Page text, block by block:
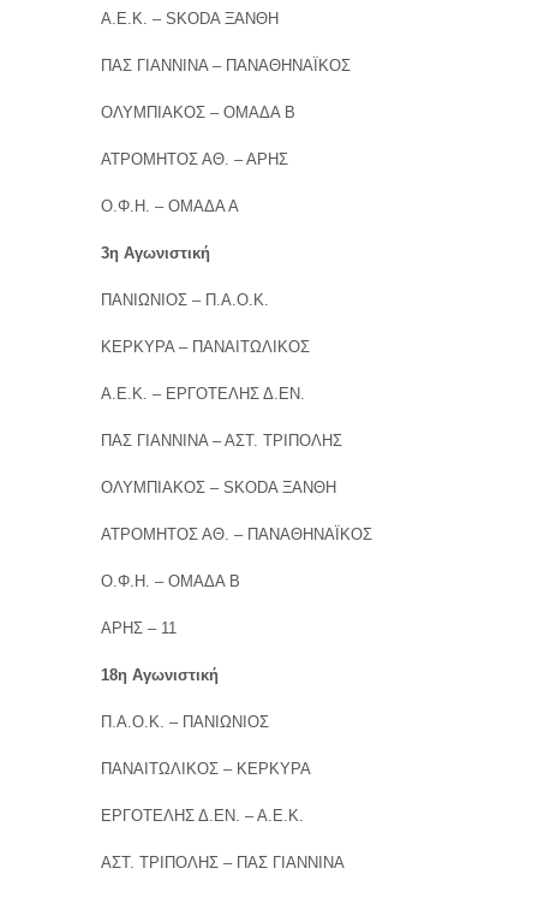
Α.Ε.Κ. – SKODA ΞΑΝΘΗ
ΠΑΣ ΓΙΑΝΝΙΝΑ – ΠΑΝΑΘΗΝΑΪΚΟΣ
ΟΛΥΜΠΙΑΚΟΣ – ΟΜΑΔΑ Β
ΑΤΡΟΜΗΤΟΣ ΑΘ. – ΑΡΗΣ
Ο.Φ.Η. – ΟΜΑΔΑ Α
3η Αγωνιστική
ΠΑΝΙΩΝΙΟΣ – Π.Α.Ο.Κ.
ΚΕΡΚΥΡΑ – ΠΑΝΑΙΤΩΛΙΚΟΣ
Α.Ε.Κ. – ΕΡΓΟΤΕΛΗΣ Δ.ΕΝ.
ΠΑΣ ΓΙΑΝΝΙΝΑ – ΑΣΤ. ΤΡΙΠΟΛΗΣ
ΟΛΥΜΠΙΑΚΟΣ – SKODA ΞΑΝΘΗ
ΑΤΡΟΜΗΤΟΣ ΑΘ. – ΠΑΝΑΘΗΝΑΪΚΟΣ
Ο.Φ.Η. – ΟΜΑΔΑ Β
ΑΡΗΣ – 11
18η Αγωνιστική
Π.Α.Ο.Κ. – ΠΑΝΙΩΝΙΟΣ
ΠΑΝΑΙΤΩΛΙΚΟΣ – ΚΕΡΚΥΡΑ
ΕΡΓΟΤΕΛΗΣ Δ.ΕΝ. – Α.Ε.Κ.
ΑΣΤ. ΤΡΙΠΟΛΗΣ – ΠΑΣ ΓΙΑΝΝΙΝΑ